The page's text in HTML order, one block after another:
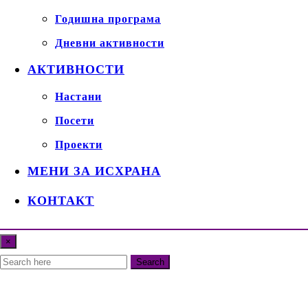
Годишна програма
Дневни активности
АКТИВНОСТИ
Настани
Посети
Проекти
МЕНИ ЗА ИСХРАНА
КОНТАКТ
×
Search